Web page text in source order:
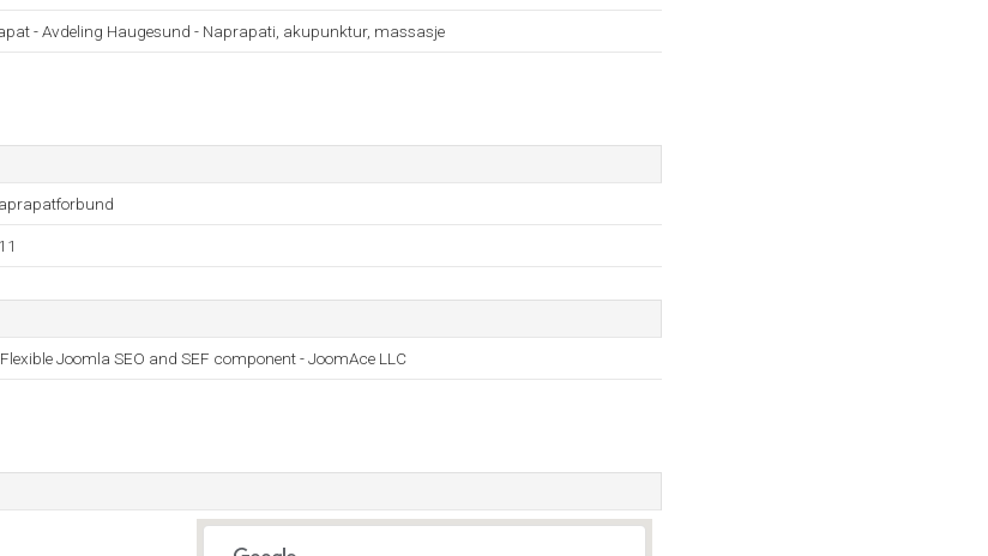
- Avdeling Haugesund - Naprapati, akupunktur, massasje
Joomla SEO and SEF component - JoomAce LLC